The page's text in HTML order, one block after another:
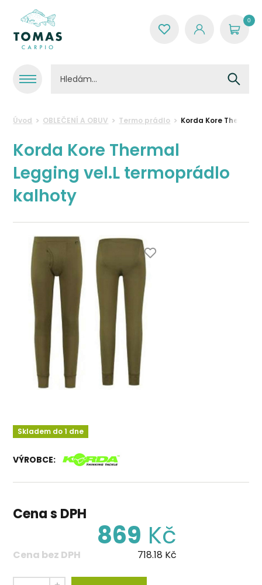
0
Úvod OBLEČENÍ A OBUV Termo prádlo Korda Kore Thermal
Korda Kore Thermal
Legging vel.L termoprádlo
kalhoty
Skladem do 1 dne
VÝROBCE:
Cena s DPH
869 Kč
Cena bez DPH 718.18 Kč